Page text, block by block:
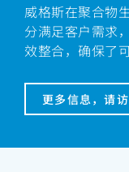
威格斯在聚合物
分满足客户需求
效整合，确保了
更多信息，请